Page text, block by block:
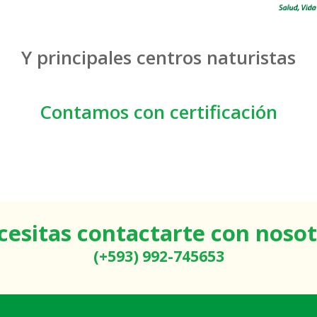
Y principales centros naturistas
Contamos con certificación
contactarte con
(+593) 992-745653